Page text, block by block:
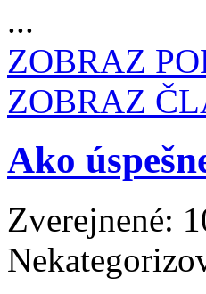
...
ZOBRAZ
ZOBRAZ
Ako
Zverejnené: